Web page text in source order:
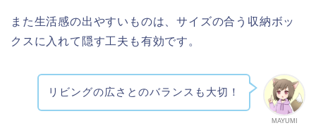
また生活感の出やすいものは、サイズの合う収納ボッ
クスに入れて隠す工夫も有効です。
MAYUMI
リビングの広さとのバランスも大切！